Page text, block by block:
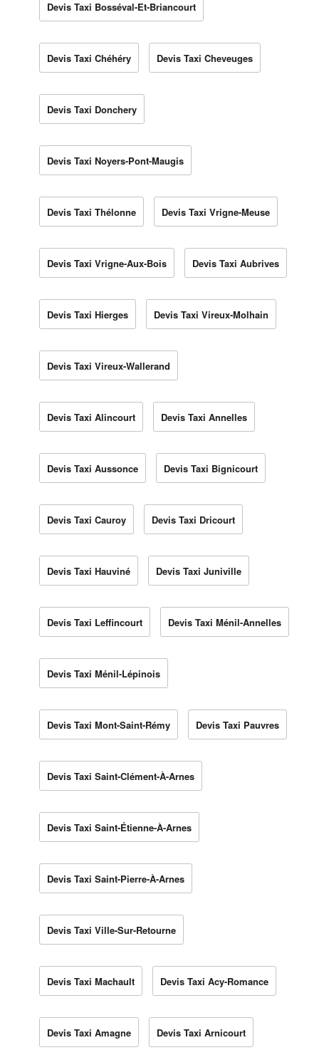
Devis Taxi Bosséval-Et-Briancourt
Devis Taxi Chéhéry Devis Taxi Cheveuges
Devis Taxi Donchery
Devis Taxi Noyers-Pont-Maugis
Devis Taxi Thélonne Devis Taxi Vrigne-Meuse
Devis Taxi Vrigne-Aux-Bois Devis Taxi Aubrives
Devis Taxi Hierges Devis Taxi Vireux-Molhain
Devis Taxi Vireux-Wallerand
Devis Taxi Alincourt Devis Taxi Annelles
Devis Taxi Aussonce Devis Taxi Bignicourt
Devis Taxi Cauroy Devis Taxi Dricourt
Devis Taxi Hauviné Devis Taxi Juniville
Devis Taxi Leffincourt Devis Taxi Ménil-Annelles
Devis Taxi Ménil-Lépinois
Devis Taxi Mont-Saint-Rémy Devis Taxi Pauvres
Devis Taxi Saint-Clément-À-Arnes
Devis Taxi Saint-Étienne-À-Arnes
Devis Taxi Saint-Pierre-À-Arnes
Devis Taxi Ville-Sur-Retourne
Devis Taxi Machault Devis Taxi Acy-Romance
Devis Taxi Amagne Devis Taxi Arnicourt